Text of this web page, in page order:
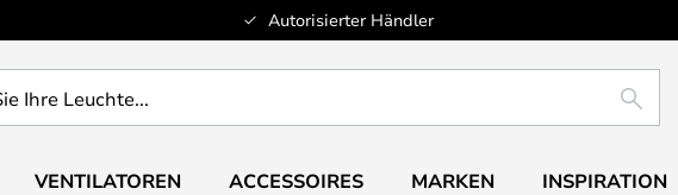
Autorisierter Händler
SUCHE
VENTILATOREN ACCESSOIRES MARKEN INSPIRATION